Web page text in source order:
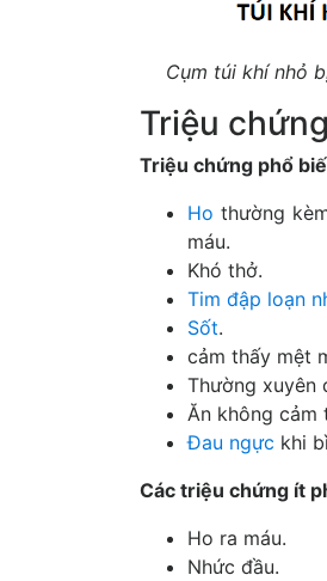
Cụm túi khí nhỏ
Triệu chứng
Triệu chứng phổ
Ho thường
máu.
Khó thở.
Tim đập loạn
Sốt.
cảm thấy mệt
Thường xuyên
Ăn không cảm
Đau ngực khi
Các triệu chứng ít
Ho ra máu.
Nhức đầu.